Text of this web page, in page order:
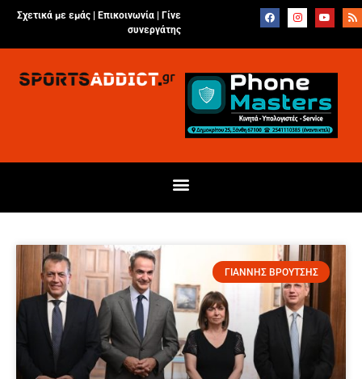
Σχετικά με εμάς | Επικοινωνία
Γίνε
συνεργάτης
ΓΙΑΝΝΗΣ ΒΡΟΥΤΣΗΣ